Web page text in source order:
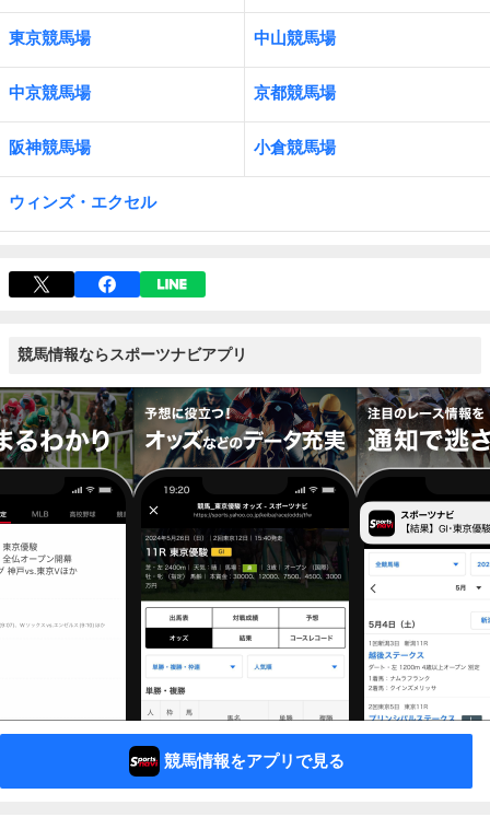
東京競馬場 中山競馬場
中京競馬場 京都競馬場
阪神競馬場 小倉競馬場
ウィンズ・エクセル
競馬情報ならスポーツナビアプリ
競馬情報をアプリで見る